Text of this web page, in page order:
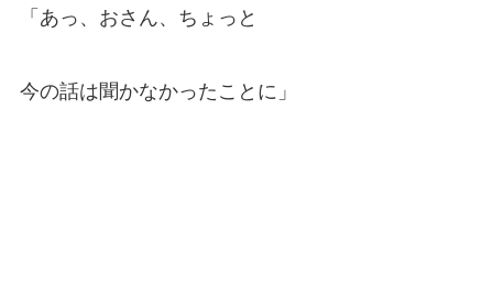
「あっ、おさん、ちょっと
今の話は聞かなかったことに」